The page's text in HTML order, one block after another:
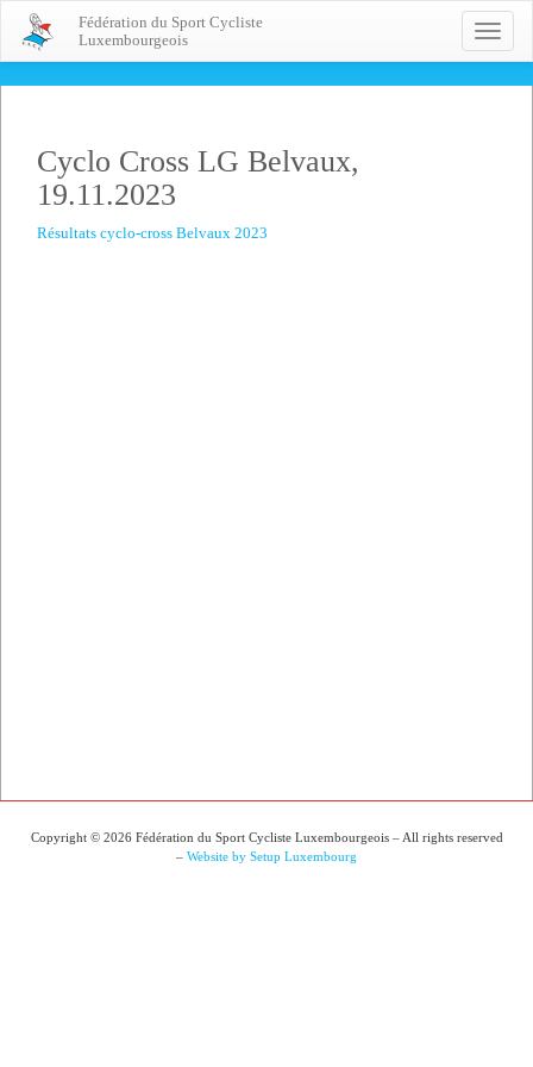
Toggle
Fédération du Sport Cycliste
Luxembourgeois
Cyclo Cross LG Belvaux,
19.11.2023
Résultats cyclo-cross Belvaux 2023
Copyright © 2026 Fédération du Sport Cycliste Luxembourgeois – All rights reserved
– Website by Setup Luxembourg